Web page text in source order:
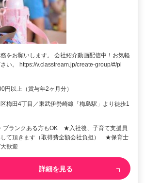
をお願いします。 会社紹介動画配信中！お気軽
い。 https://v.classtream.jp/create-group/#/pl
円以上（賞与年2ヶ月分）
梅田4丁目／東武伊勢崎線「梅島駅」より徒歩1
ブランクある方もOK ★入社後、子育て支援員
して頂きます（取得費全額会社負担） ★保育士
歓迎
詳細を見る